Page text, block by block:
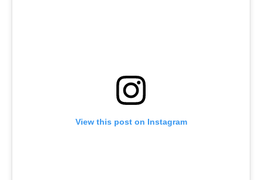
View this post on Instagram